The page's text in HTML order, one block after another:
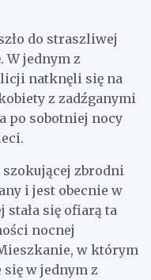
do straszliwej
W jednym z
natknęli się na
z zadźganymi
po sobotniej nocy
zbrodni
i jest obecnie w
się ofiarą ta
nocnej
w którym
się w jednym z